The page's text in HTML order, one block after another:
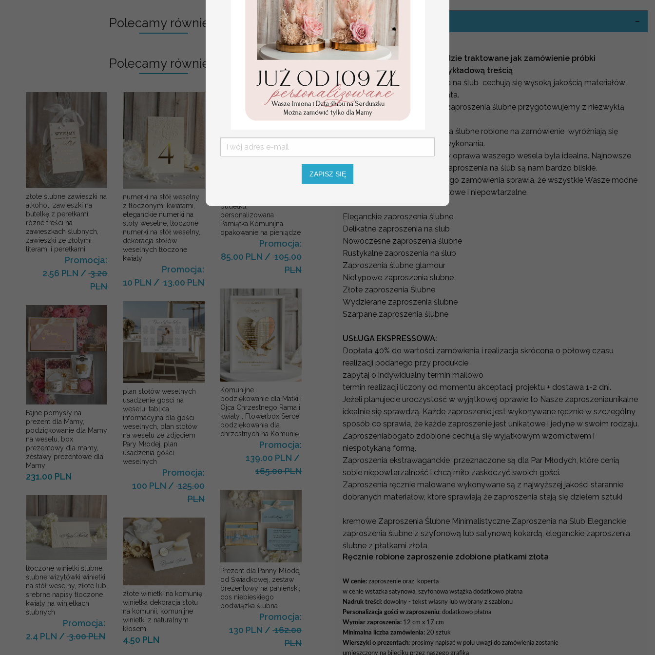
Polecamy również:
Polecamy również:
złote ślubne zawieszki na
alkohol, zawieszki na
butelkę z perełkami,
rózne treści na
zawieszkach ślubnych,
zawieszki ze złotymi
literami i perełkami
Promocja:
2.56 PLN /3.20
PLN
Fajne pomysły na
prezent dla Mamy,
podziękowanie dla Mamy
na weselu, box
prezentowy dla mamy,
zestawy prezentowe dla
Mamy
231.00 PLN
tłoczone winietki ślubne,
ślubne wizytówki winietki
na stół weselny, złote lub
srebrne napisy tłoczone
kwiaty na winietkach
ślubnych
Promocja:
2.4 PLN / 3.00 PLN
numerki na stół weselny
z tłoczonymi kwiatami,
eleganckie numerki na
stoły weselne, tłoczone
numerki na stół weselny,
dekoracja stołów
weselnych tłoczone
kwiaty
Promocja:
10 PLN /13.00 PLN
plan stołów weselnych
usadzenie gości na
weselu, tablica
informacyjna dla gości
weselnych, plan stołów
na weselu ze zdjęciem
Pary Młodej, plan
usadzenia gości
weselnych
Promocja:
100 PLN /125.00
PLN
złote winietki na komunię,
winietka dekoracja stołu
na komunii, komunijne
winietki z naturalnym
kłosem
4.50 PLN
pudełku,
personalizowana
Pamiątka Komunijna
opakowanie na pieniądze
Promocja:
85.00 PLN / 105.00
PLN
Komunijne
podziękowanie dla Matki i
Ojca Chrzestnego Rama i
kwiaty , Flowerbox Serce
podziękowania dla
chrzestnych na Komunię
Promocja:
139.00 PLN /
165.00 PLN
Prezent dla Panny Młodej
od Świadkowej, zestaw
prezentowy na panieński,
cos niebieskiego
podwiązka ślubna
Promocja:
130 PLN / 162.00
PLN
OPIS PRODUKTU
zamówienie na 1 sztukę będzie traktowane jak zamówienie próbki
zaproszenia ślubnego z przykładową treścią
Nasze oryginalne zaproszenia na ślub cechują się wysoką jakością materiałów
pozyskiwanych z całego świata.
Wszystkie Nasze nietypowe zaproszenia ślubne przygotowujemy z niezwykłą
starannością -
dzięki temu nasze zaproszenia ślubne robione na zamówienie wyróżniają się
wzornictwem i starannością wykonania.
Dbamy o każdy szczegół aby oprawa waszego wesela byla idealna. Najnowsze
trendy w kategorii orginalne zaproszenia na ślub są nam bardzo bliskie.
Indywidualna realizacja każdego zamówienia sprawia, że wszystkie Wasze modne
zaproszenia na ślub są wyjątkowe i niepowtarzalne.
Eleganckie zaproszenia ślubne
Delikatne zaproszenia na ślub
Nowoczesne zaproszenia ślubne
Rustykalne zaproszenia na ślub
Zaproszenia ślubne glamour
Nietypowe zaproszenia slubne
Złote zaproszenia Ślubne
Wydzierane zaproszenia ślubne
Szarpane zaproszenia ślubne
USŁUGA EKSPRESSOWA:
Dopłata 40% do wartości zamówienia i realizacja skrócona o połowę czasu
realizacji podanego przy produkcie
zapytaj o indywidualny termin mailowo
termin realizacji liczony od momentu akceptacji projektu + dostawa 1-2 dni.
Jeżeli planujecie uroczystość w wyjątkowej oprawie to Nasze zaproszeniaunikalne
idealnie się sprawdzą. Każde zaproszenie jest wykonywane ręcznie w szczególny
sposób co sprawia, że każde zaproszenie jest unikatowe i jedyne w swoim rodzaju.
Zaproszeniabogato zdobione cechują się wyjątkowym wzornictwem i
niespotykaną formą.
Zaproszenia ekstrawaganckie przeznaczone są dla Par Młodych, które cenią
sobie niepowtarzalność i chcą miło zaskoczyć swoich gości.
Zaproszenia ręcznie malowane wykonywane są z najwyższej jakości starannie
dobranych materiałów, które sprawiają że zaproszenia stają się dziełem sztuki
kremowe Zaproszenia Ślubne Minimalistyczne Zaproszenia na Ślub Eleganckie
zaproszenia ślubne z szyfonową lub satynową kokardą, eleganckie zaproszenia
ślubne z płatkami złota
Ręcznie robione zaproszenie zdobione płatkami złota
W cenie: zaproszenie oraz koperta
w cenie wstazka satynowa, szyfonowa wstążka dodatkowo płatna
Nadruk treści: dowolny - tekst własny lub wybrany z szablonu
Personalizacja gości w zaproszeniu: dodatkowo płatna
Wymiar zaproszenia: 12 cm x 17 cm
Minimalna liczba zamówienia: 20 sztuk
Wierszyki o prezentach: prosimy napisać w polu uwagi do zamówienia zostanie
umieszczony na bileciku przez naszego grafika
ZAPISZ SIĘ